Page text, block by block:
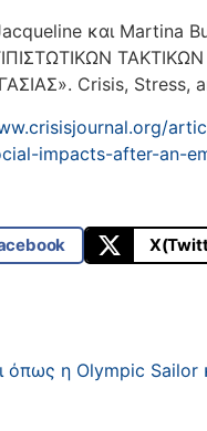
και
Crisis, Stress,
impacts-after-an-